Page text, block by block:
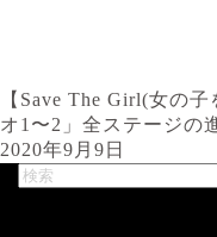
【Save The Girl(女の
オ1〜2」全ステージの
2020年9月9日